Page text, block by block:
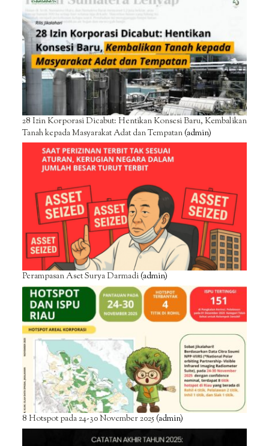
28 Izin Korporasi Dicabut: Hentikan Konsesi Baru, Kembalikan
Tanah kepada Masyarakat Adat dan Tempatan(admin)
Perampasan Aset Surya Darmadi(admin)
8 Hotspot pada 24-30 November 2025(admin)